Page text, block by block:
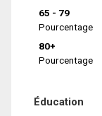
65 - 79
Pourcentage
80+
Pourcentage
Éducation